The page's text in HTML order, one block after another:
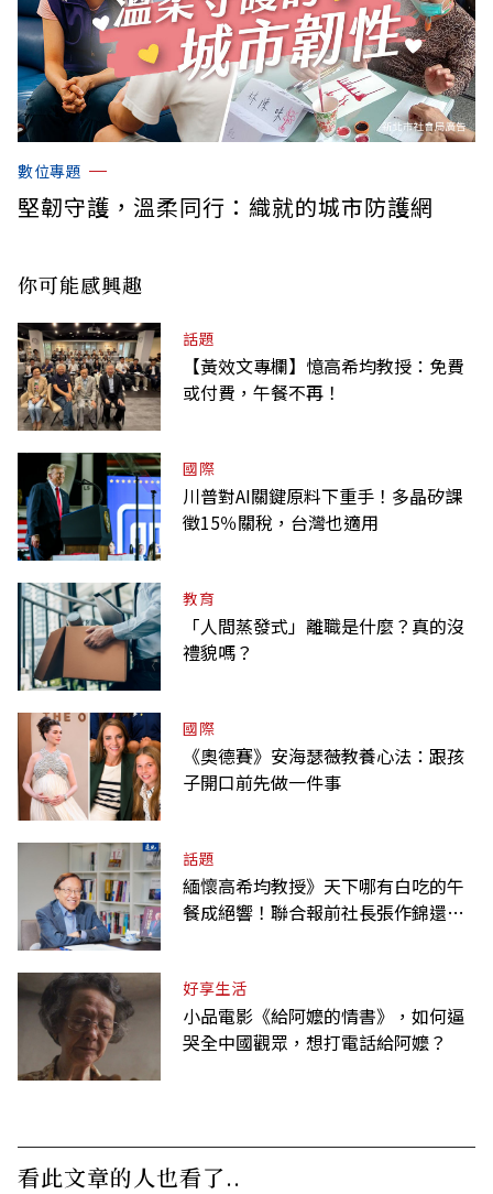
數位專題
堅韌守護，溫柔同行：織就的城市防護網
你可能感興趣
話題
【黃效文專欄】憶高希均教授：免費
或付費，午餐不再！
國際
川普對AI關鍵原料下重手！多晶矽課
徵15％關稅，台灣也適用
教育
「人間蒸發式」離職是什麼？真的沒
禮貌嗎？
國際
《奧德賽》安海瑟薇教養心法：跟孩
子開口前先做一件事
話題
緬懷高希均教授》天下哪有白吃的午
餐成絕響！聯合報前社長張作錦還原
好享生活
小品電影《給阿嬤的情書》，如何逼
哭全中國觀眾，想打電話給阿嬤？
看此文章的人也看了..